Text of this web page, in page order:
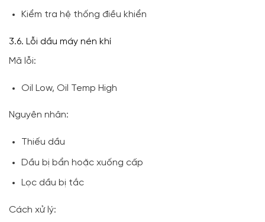
Kiểm tra hệ thống điều khiển
3.6. Lỗi dầu máy nén khí
Mã lỗi:
Oil Low, Oil Temp High
Nguyên nhân:
Thiếu dầu
Dầu bị bẩn hoặc xuống cấp
Lọc dầu bị tắc
Cách xử lý: